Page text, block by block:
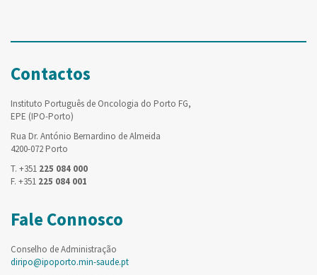
Contactos
Instituto Português de Oncologia do Porto FG,
EPE (IPO-Porto)
Rua Dr. António Bernardino de Almeida
4200-072 Porto
T. +351 225 084 000
F. +351 225 084 001
Fale Connosco
Conselho de Administração
diripo@ipoporto.min-saude.pt